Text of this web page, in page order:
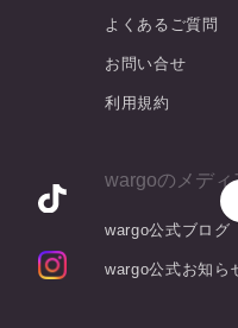
よくあるご質問
お問い合せ
利用規約
wargoのメディ
wargo公式ブログ
wargo公式お知ら